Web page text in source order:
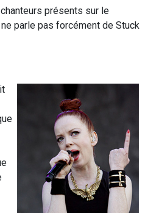
présents sur le
parle pas forcément de Stuck